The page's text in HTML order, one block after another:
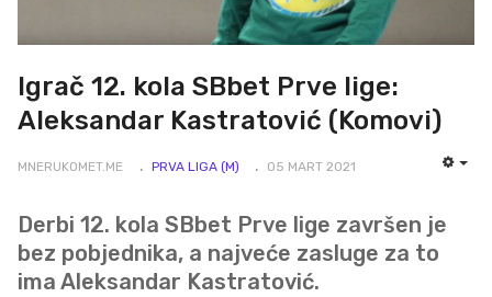
Igrač 12. kola SBbet Prve lige:
Aleksandar Kastratović (Komovi)
MNERUKOMET.ME PRVA LIGA (M) 05 MART 2021
Derbi 12. kola SBbet Prve lige završen je
bez pobjednika, a najveće zasluge za to
ima Aleksandar Kastratović.